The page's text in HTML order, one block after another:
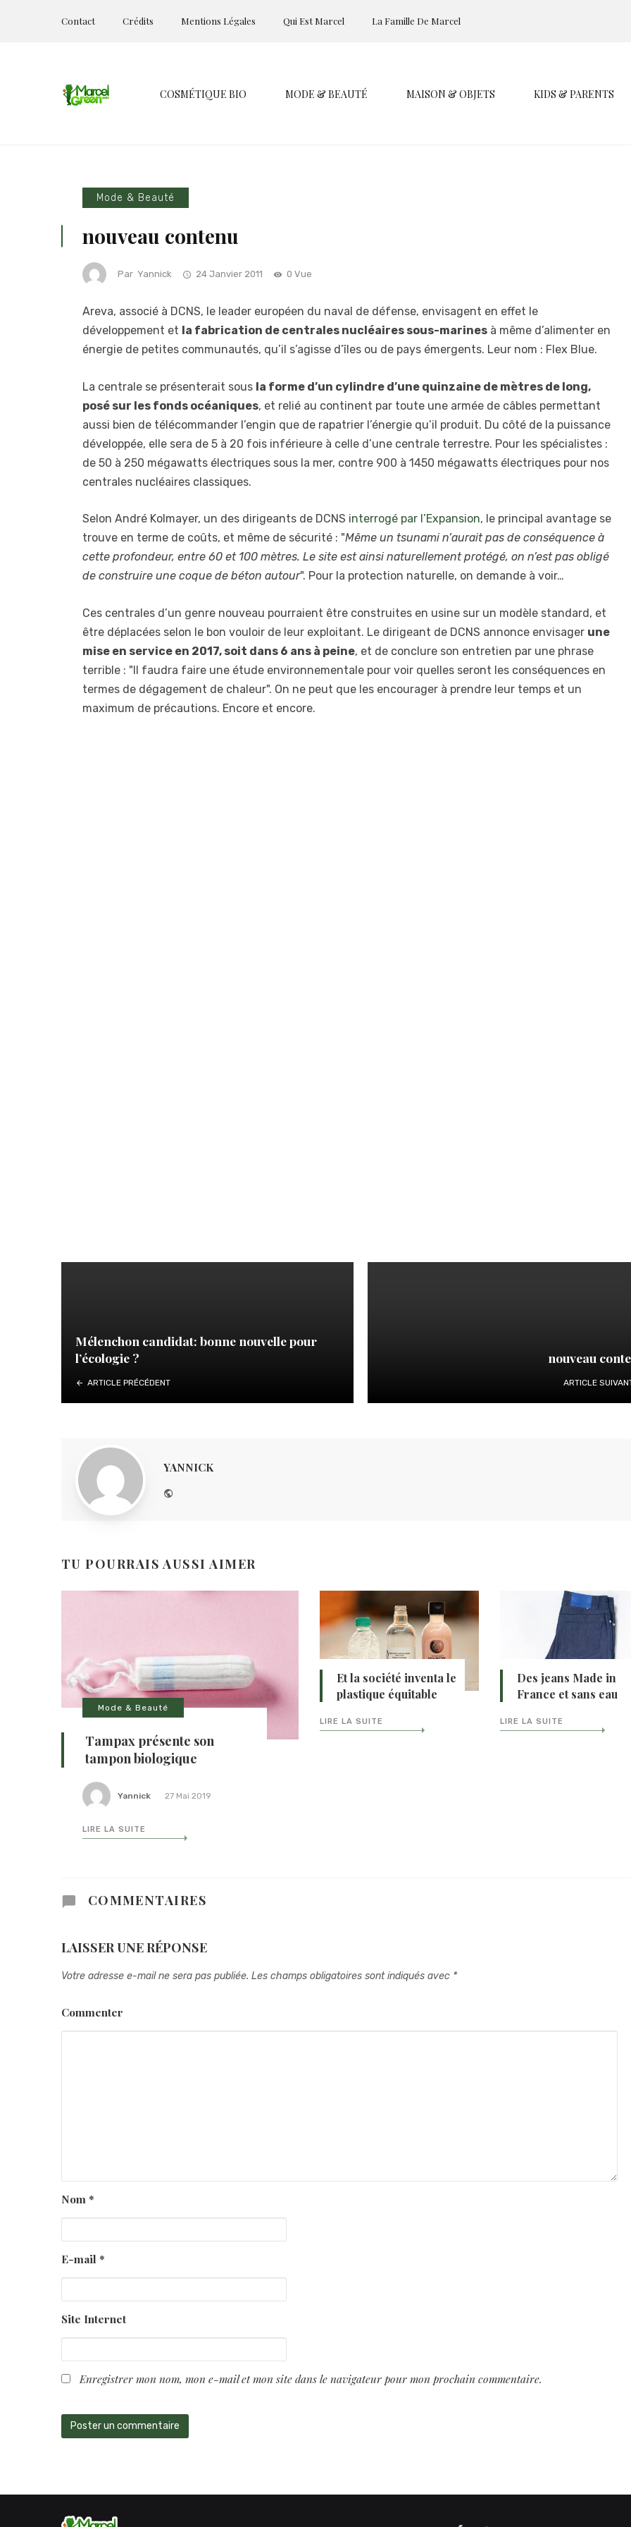
Contact Crédits Mentions Légales Qui Est Marcel La Famille De Marcel
COSMÉTIQUE BIO MODE & BEAUTÉ MAISON & OBJETS KIDS & PARENTS
Mode & Beauté
nouveau contenu
Par Yannick 24 Janvier 2011 0 Vue
Areva, associé à DCNS, le leader européen du naval de défense, envisagent en effet le
développement et la fabrication de centrales nucléaires sous-marines à même d’alimenter en
énergie de petites communautés, qu’il s’agisse d’îles ou de pays émergents. Leur nom : Flex Blue.
La centrale se présenterait sous la forme d’un cylindre d’une quinzaine de mètres de long,
posé sur les fonds océaniques, et relié au continent par toute une armée de câbles permettant
aussi bien de télécommander l’engin que de rapatrier l’énergie qu’il produit. Du côté de la puissance
développée, elle sera de 5 à 20 fois inférieure à celle d’une centrale terrestre. Pour les spécialistes :
de 50 à 250 mégawatts électriques sous la mer, contre 900 à 1450 mégawatts électriques pour nos
centrales nucléaires classiques.
Selon André Kolmayer, un des dirigeants de DCNS interrogé par l’Expansion, le principal avantage se
trouve en terme de coûts, et même de sécurité : "Même un tsunami n’aurait pas de conséquence à
cette profondeur, entre 60 et 100 mètres. Le site est ainsi naturellement protégé, on n’est pas obligé
de construire une coque de béton autour". Pour la protection naturelle, on demande à voir…
Ces centrales d’un genre nouveau pourraient être construites en usine sur un modèle standard, et
être déplacées selon le bon vouloir de leur exploitant. Le dirigeant de DCNS annonce envisager une
mise en service en 2017, soit dans 6 ans à peine, et de conclure son entretien par une phrase
terrible : "Il faudra faire une étude environnementale pour voir quelles seront les conséquences en
termes de dégagement de chaleur". On ne peut que les encourager à prendre leur temps et un
maximum de précautions. Encore et encore.
Mélenchon candidat: bonne nouvelle pour
l’écologie ?
ARTICLE PRÉCÉDENT
nouveau
ARTICLE
YANNICK
TU POURRAIS AUSSI AIMER
Mode & Beauté
Tampax présente son
tampon biologique
Yannick 27 Mai 2019
LIRE LA SUITE
Et la société inventa le
plastique équitable
LIRE LA SUITE
Des jeans Made in
France et sans eau
LIRE LA SUITE
COMMENTAIRES
LAISSER UNE RÉPONSE
Votre adresse e-mail ne sera pas publiée. Les champs obligatoires sont indiqués avec *
Commenter
Nom *
E-mail *
Site Internet
Enregistrer mon nom, mon e-mail et mon site dans le navigateur pour mon prochain commentaire.